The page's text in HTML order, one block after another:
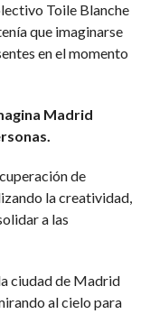
Toile Blanche
que imaginarse
en el momento
Madrid
de
la creatividad,
a las
ciudad de Madrid
al cielo para